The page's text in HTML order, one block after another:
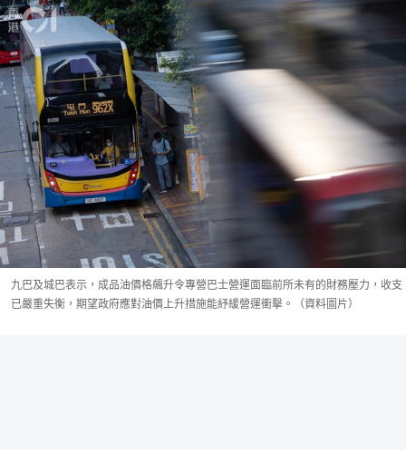
九巴及城巴表示，成品油價格飆升令專營巴士營運面臨前所未有的財務壓力，收支
已嚴重失衡，期望政府應對油價上升措施能紓緩營運衝擊。（資料圖片）